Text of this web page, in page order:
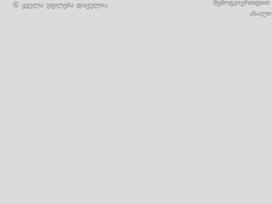
© ყველა უფლება დაცულია
შემოგვიერთდით
ახალი